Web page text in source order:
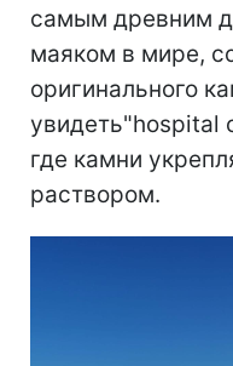
самым древним
маяком в мире,
оригинального
увидеть"hospital
где камни
раствором.